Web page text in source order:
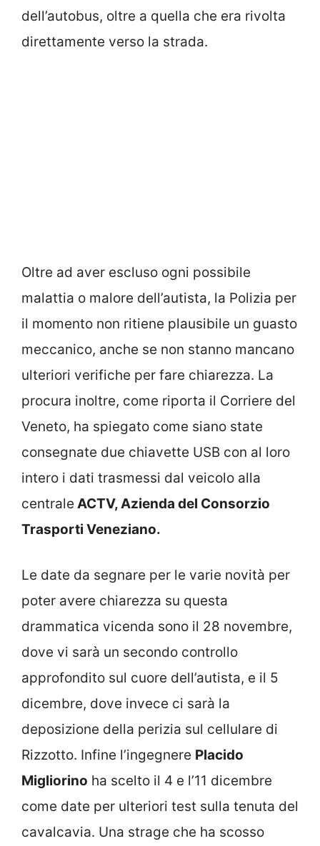
dell’autobus, oltre a quella che era rivolta
direttamente verso la strada.
Oltre ad aver escluso ogni possibile
malattia o malore dell’autista, la Polizia per
il momento non ritiene plausibile un guasto
meccanico, anche se non stanno mancano
ulteriori verifiche per fare chiarezza. La
procura inoltre, come riporta il Corriere del
Veneto, ha spiegato come siano state
consegnate due chiavette USB con al loro
intero i dati trasmessi dal veicolo alla
centrale ACTV, Azienda del Consorzio
Trasporti Veneziano.
Le date da segnare per le varie novità per
poter avere chiarezza su questa
drammatica vicenda sono il 28 novembre,
dove vi sarà un secondo controllo
approfondito sul cuore dell’autista, e il 5
dicembre, dove invece ci sarà la
deposizione della perizia sul cellulare di
Rizzotto. Infine l’ingegnere Placido
Migliorino ha scelto il 4 e l’11 dicembre
come date per ulteriori test sulla tenuta del
cavalcavia. Una strage che ha scosso